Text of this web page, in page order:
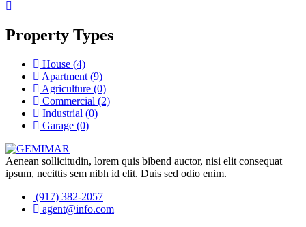
Property Types
House (4)
Apartment (9)
Agriculture (0)
Commercial (2)
Industrial (0)
Garage (0)
Aenean sollicitudin, lorem quis bibend auctor, nisi elit consequat
ipsum, necittis sem nibh id elit. Duis sed odio enim.
(917) 382-2057
agent@info.com